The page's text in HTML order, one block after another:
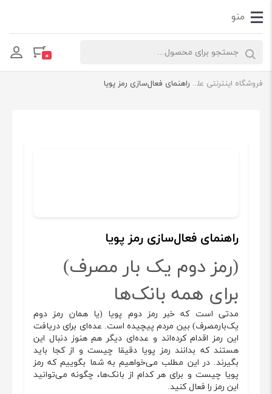
۰
فروشگاه اینترنتی علی یو پی اس | aliups internet shop راهنمای فعال‌سازی رمز پویا
راهنمای فعال‌سازی رمز پویا
(رمز دوم یک بار مصرف)
برای همه بانک‌ها
مدتی است که خبر رمز دوم پویا (یا همان رمز دوم
یک‌بارمصرف) بین مردم پیچیده است. عده‌ای برای دریافت
این رمز اقدام کرده‌اند و عده‌ای دیگر هم هنوز دنبال این
هستند که بدانند رمز پویا دقیقا چیست و از کجا باید
بگیرند. در این مطلب می‌خواهیم به شما بگوییم که رمز
پویا چیست و برای هر کدام از بانک‌ها، چگونه می‌توانید
این رمز را فعال کنید.